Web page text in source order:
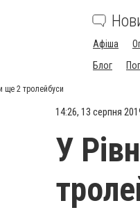
Афіша
Блог
ще 2 тролейбуси
14:26, 13 серпня
У